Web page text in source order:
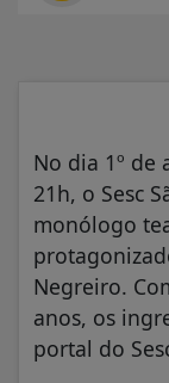
No dia 1º de
21h, o Sesc
monólogo
Negreiro.
anos, os
portal do